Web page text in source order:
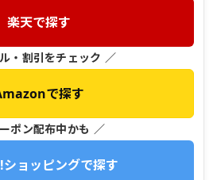
楽天で探す
・割引をチェック ／
で探す
ポン配布中かも ／
ョッピングで探す